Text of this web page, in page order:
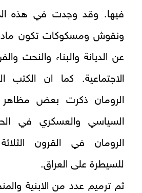
فيها. وقد وجدت في هذه
ونقوش ومسكوكات تكون
عن الديانة والبناء والنحت
الاجتماعية. كما ان
الرومان ذكرت بعض مظاهر
السياسي والعسكري في
الرومان في القرون
للسيطرة على العراق.
ثم ترميم عدد من الابنية